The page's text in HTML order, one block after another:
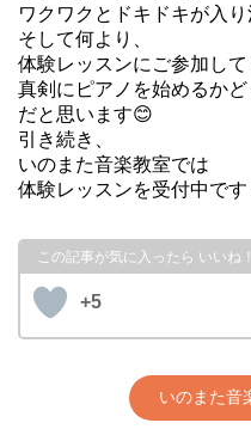
ワクワクとドキドキが入
そして何より、
体験レッスンにご参加し
真剣にピアノを始めるか
だと思います😊
引き続き、
いのまた音楽教室では
体験レッスンを受付中です
+5
いのまた音